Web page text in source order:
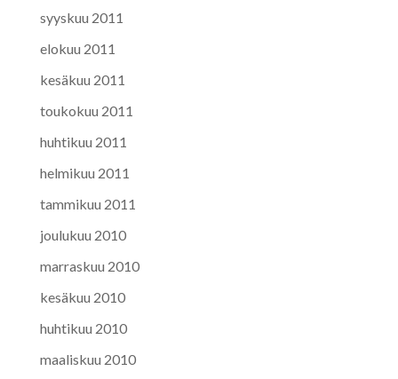
syyskuu 2011
elokuu 2011
kesäkuu 2011
toukokuu 2011
huhtikuu 2011
helmikuu 2011
tammikuu 2011
joulukuu 2010
marraskuu 2010
kesäkuu 2010
huhtikuu 2010
maaliskuu 2010